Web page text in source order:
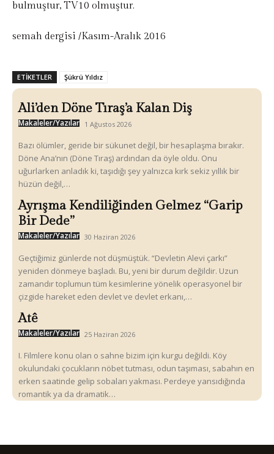
bulmuştur, TV10 olmuştur.
semah dergisi /Kasım-Aralık 2016
ETIKETLER Şükrü Yıldız
Ali’den Döne Tıraş’a Kalan Diş
Makaleler/Yazılar 1 Ağustos 2026
Bazı ölümler, geride bir sükunet değil, bir hesaplaşma bırakır.
Döne Ana’nın (Döne Tıraş) ardından da öyle oldu. Onu
uğurlarken anladık ki, taşıdığı şey yalnızca kırk sekiz yıllık bir
hüzün değil,…
Ayrışma Kendiliğinden Gelmez “Garip
Bir Dede”
Makaleler/Yazılar 30 Haziran 2026
Geçtiğimiz günlerde not düşmüştük. “Devletin Alevi çarkı”
yeniden dönmeye başladı. Bu, yeni bir durum değildir. Uzun
zamandır toplumun tüm kesimlerine yönelik operasyonel bir
çizgide hareket eden devlet ve devlet erkanı,…
Atê
Makaleler/Yazılar 25 Haziran 2026
I. Filmlere konu olan o sahne bizim için kurgu değildi. Köy
okulundaki çocukların nöbet tutması, odun taşıması, sabahın en
erken saatinde gelip sobaları yakması. Perdeye yansıdığında
romantik ya da dramatik…